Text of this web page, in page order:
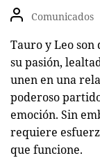
Comunicados
Tauro y Leo son
su pasión,
unen en una
poderoso
emoción. Sin
requiere
que funcione.